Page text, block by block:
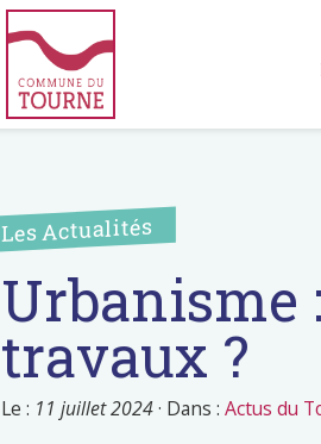
Les Actualités
Urbanisme
travaux ?
Le : 11 juillet 2024· Dans : Actus du